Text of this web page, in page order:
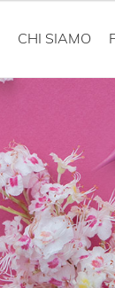
CHI SIAMO